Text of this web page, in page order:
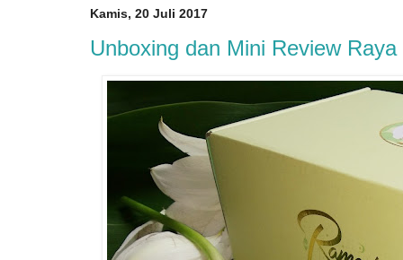
Kamis, 20 Juli 2017
Unboxing dan Mini Review